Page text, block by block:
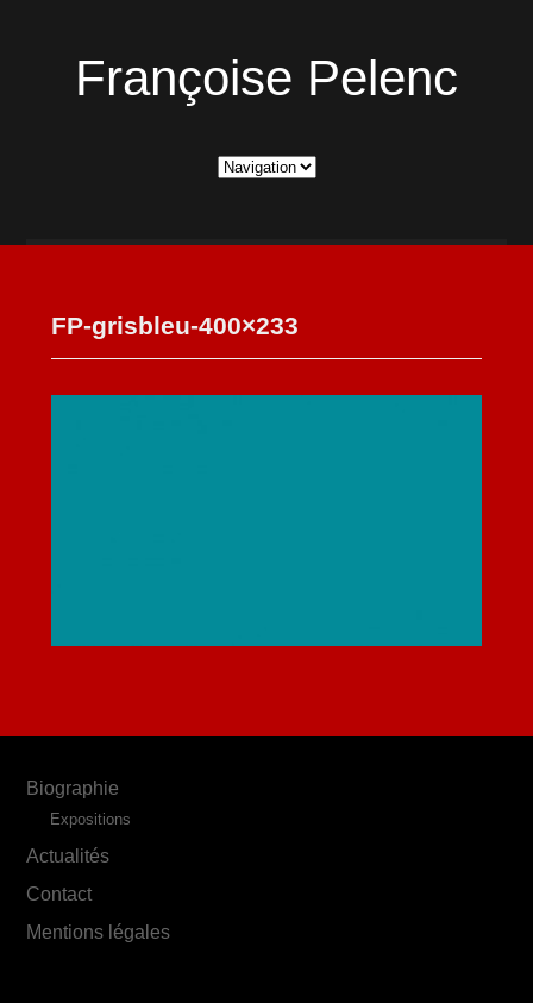
Françoise Pelenc
FP-grisbleu-400×233
Biographie
Expositions
Actualités
Contact
Mentions légales